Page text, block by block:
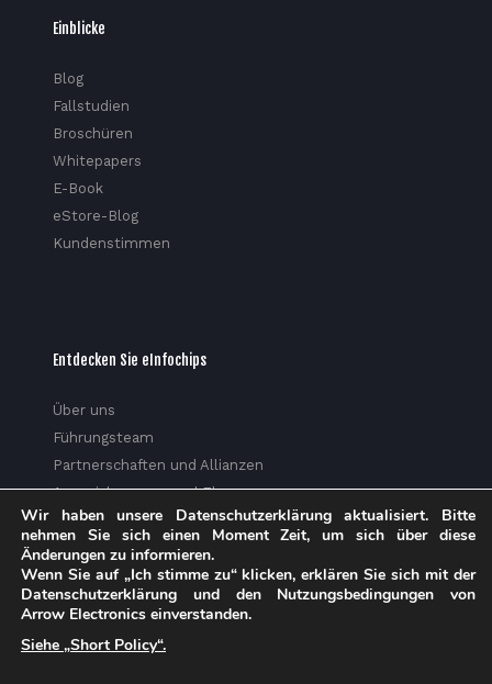
Einblicke
Blog
Fallstudien
Broschüren
Whitepapers
E-Book
eStore-Blog
Kundenstimmen
Entdecken Sie eInfochips
Über uns
Führungsteam
Partnerschaften und Allianzen
Auszeichnungen und Ehrungen
Soziale Verantwortung von Unternehmen
Datenschutzerklärung
Vertrauenszentrum
Sitemap
Wir haben unsere Datenschutzerklärung aktualisiert. Bitte
nehmen Sie sich einen Moment Zeit, um sich über diese
Änderungen zu informieren.
Wenn Sie auf „Ich stimme zu“ klicken, erklären Sie sich mit der
Datenschutzerklärung und den Nutzungsbedingungen von
Arrow Electronics einverstanden.
Siehe „Short Policy“.